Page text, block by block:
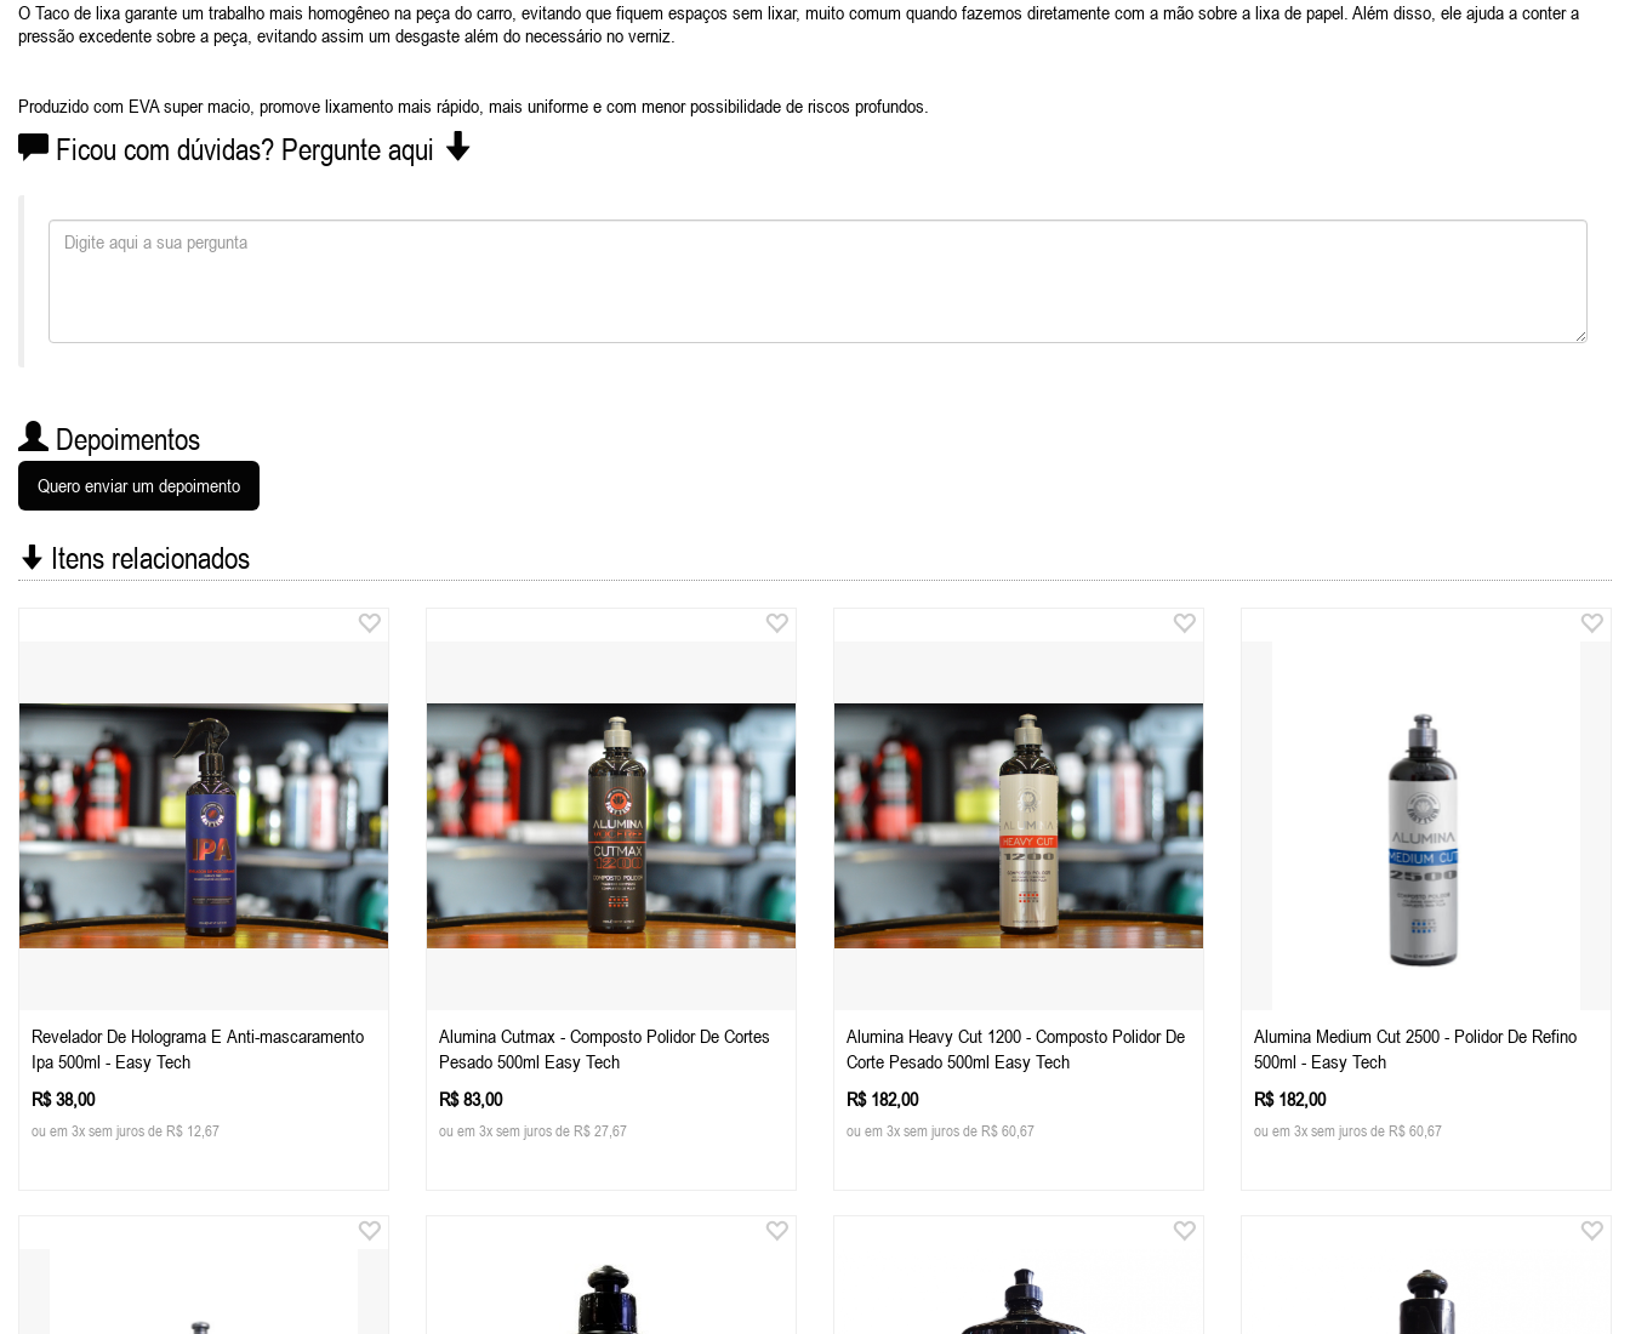
O Taco de lixa garante um trabalho mais homogêneo na peça do carro, evitando que fiquem espaços sem lixar, muito comum quando fazemos diretamente com a mão sobre a lixa de papel. Além disso, ele ajuda a conter a
pressão excedente sobre a peça, evitando assim um desgaste além do necessário no verniz.
Produzido com EVA super macio, promove lixamento mais rápido, mais uniforme e com menor possibilidade de riscos profundos.
Ficou com dúvidas? Pergunte aqui
Depoimentos
Quero enviar um depoimento
Itens relacionados
Revelador De Holograma E Anti-mascaramento
Ipa 500ml - Easy Tech
R$ 38,00
ou em 3x sem juros de R$ 12,67
Alumina Cutmax - Composto Polidor De Cortes
Pesado 500ml Easy Tech
R$ 83,00
ou em 3x sem juros de R$ 27,67
Alumina Heavy Cut 1200 - Composto Polidor De
Corte Pesado 500ml Easy Tech
R$ 182,00
ou em 3x sem juros de R$ 60,67
Alumina Medium Cut 2500 - Polidor De Refino
500ml - Easy Tech
R$ 182,00
ou em 3x sem juros de R$ 60,67